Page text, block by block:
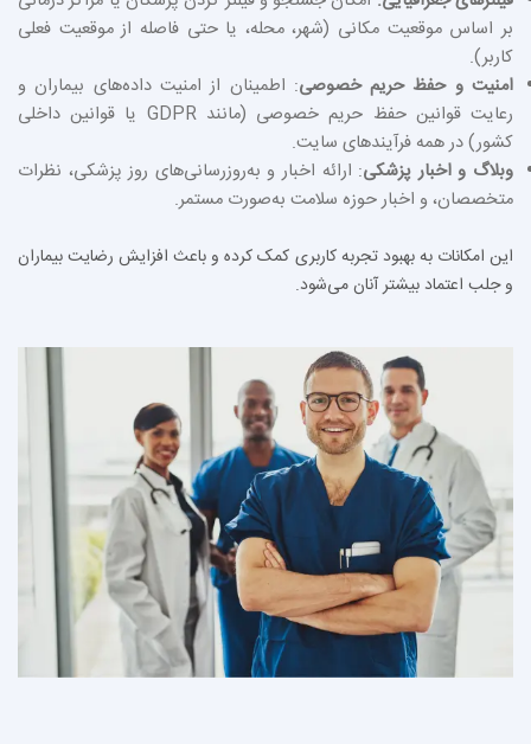
بر اساس موقعیت مکانی (شهر، محله، یا حتی فاصله از موقعیت فعلی
کاربر).
امنیت و حفظ حریم خصوصی: اطمینان از امنیت داده‌های بیماران و
رعایت قوانین حفظ حریم خصوصی (مانند GDPR یا قوانین داخلی
کشور) در همه فرآیندهای سایت.
وبلاگ و اخبار پزشکی: ارائه اخبار و به‌روزرسانی‌های روز پزشکی، نظرات
متخصصان، و اخبار حوزه سلامت به‌صورت مستمر.
این امکانات به بهبود تجربه کاربری کمک کرده و باعث افزایش رضایت بیماران
و جلب اعتماد بیشتر آنان می‌شود.